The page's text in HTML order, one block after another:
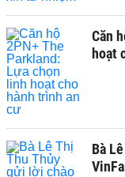
Căn
hoạt
Bà